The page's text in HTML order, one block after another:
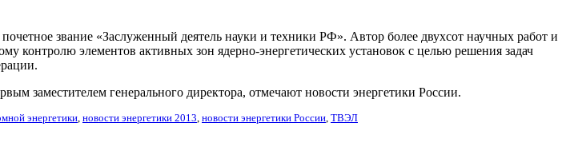
звание «Заслуженный деятель науки и техники РФ». Автор более двухсот научных работ и
элементов активных зон ядерно-энергетических установок с целью решения задач
заместителем генерального директора, отмечают новости энергетики России.
энергетики, новости энергетики 2013, новости энергетики России, ТВЭЛ